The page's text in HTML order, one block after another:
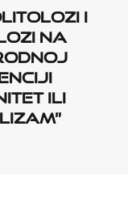
i
na
ili